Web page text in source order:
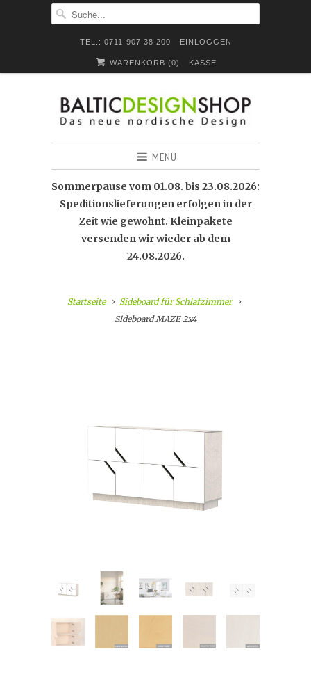
TEL.: 0711-907 38 200 EINLOGGEN
WARENKORB (0) KASSE
MENÜ
Sommerpause vom 01.08. bis 23.08.2026:
Speditionslieferungen erfolgen in der
Zeit wie gewohnt. Kleinpakete
versenden wir wieder ab dem
24.08.2026.
Startseite
Sideboard für Schlafzimmer
Sideboard MAZE 2x4